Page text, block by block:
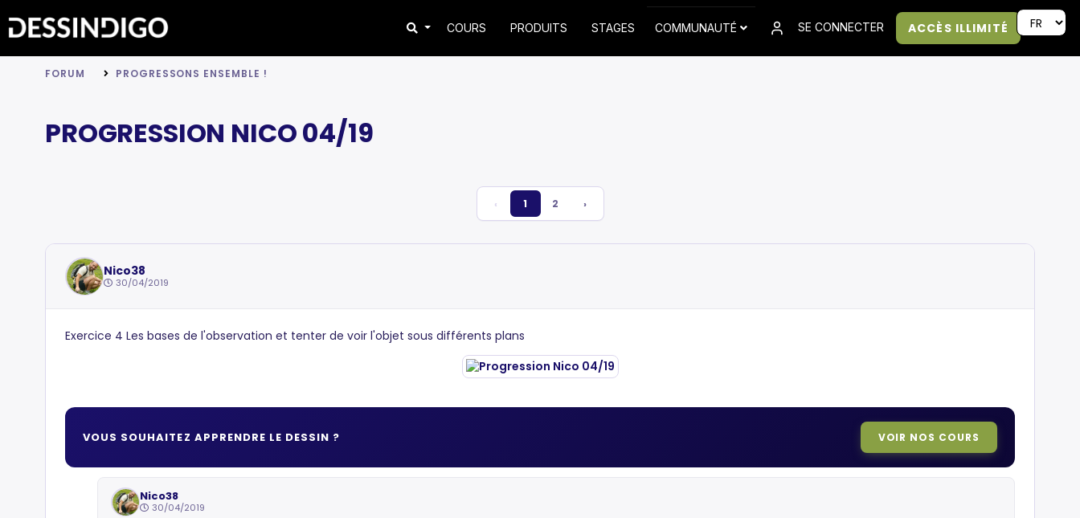
COURS PRODUITS STAGES COMMUNAUTÉ SE CONNECTER ACCÈS ILLIMITÉ
FORUM PROGRESSONS ENSEMBLE !
PROGRESSION NICO 04/19
‹ 1 2 ›
Nico38
30/04/2019
Exercice 4 Les bases de l'observation et tenter de voir l'objet sous différents plans
VOUS SOUHAITEZ APPRENDRE LE DESSIN ? VOIR NOS COURS
Nico38
30/04/2019